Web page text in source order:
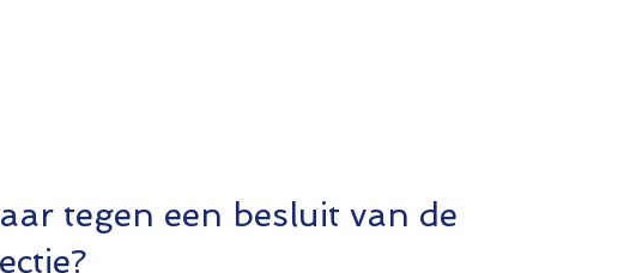
tegen een besluit van de